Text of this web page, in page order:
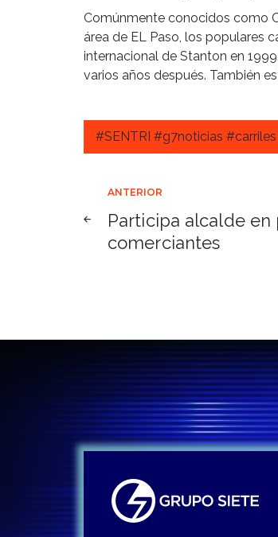
Comúnmente conocidos como
área de EL Paso, los populares
internacional de Stanton en
varios años después. También
#SENTRI #g7noticias
de
ANTERIOR
Participa alcalde en
comerciantes